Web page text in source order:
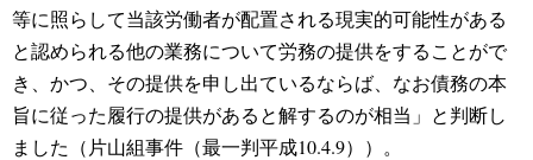
等に照らして当該労働者が配置される現実的可能性がある
と認められる他の業務について労務の提供をすることがで
き、かつ、その提供を申し出ているならば、なお債務の本
旨に従った履行の提供があると解するのが相当」と判断し
ました（片山組事件（最一判平成10.4.9））。